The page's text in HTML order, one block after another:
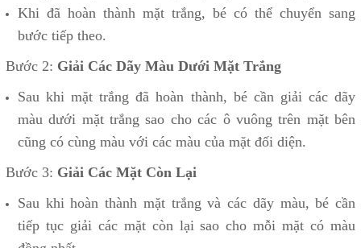
Khi đã hoàn thành mặt trắng, bé có thể chuyển sang
bước tiếp theo.
Bước 2: Giải Các Dãy Màu Dưới Mặt Trắng
Sau khi mặt trắng đã hoàn thành, bé cần giải các dãy
màu dưới mặt trắng sao cho các ô vuông trên mặt bên
cũng có cùng màu với các màu của mặt đối diện.
Bước 3: Giải Các Mặt Còn Lại
Sau khi hoàn thành mặt trắng và các dãy màu, bé cần
tiếp tục giải các mặt còn lại sao cho mỗi mặt có màu